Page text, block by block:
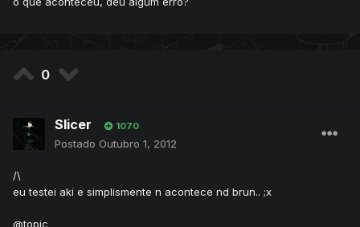
0
Slicer 1070
Postado Outubro 1, 2012
/\
eu testei aki e simplismente n acontece nd brun.. ;x
@topic